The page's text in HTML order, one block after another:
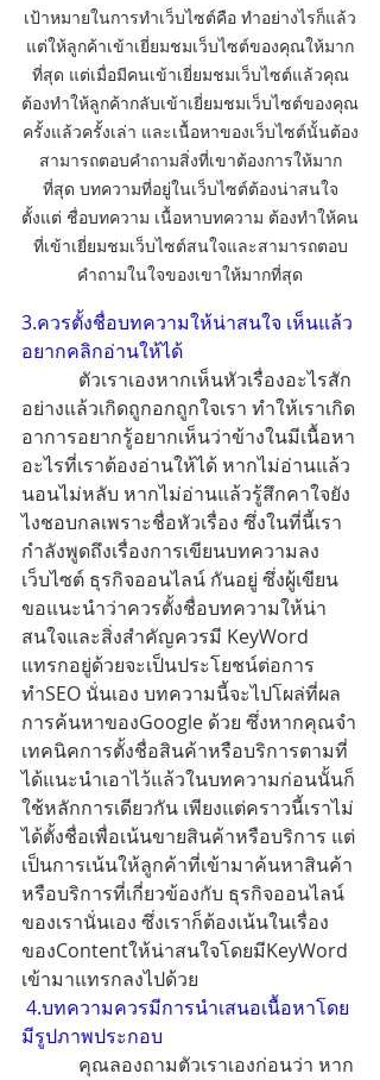
เป้าหมายในการทำเว็บไซต์คือ ทำอย่างไรก็แล้ว
แต่ให้ลูกค้าเข้าเยี่ยมชมเว็บไซต์ของคุณให้มาก
ที่สุด แต่เมื่อมีคนเข้าเยี่ยมชมเว็บไซต์แล้วคุณ
ต้องทำให้ลูกค้ากลับเข้าเยี่ยมชมเว็บไซต์ของคุณ
ครั้งแล้วครั้งเล่า และเนื้อหาของเว็บไซต์นั้นต้อง
สามารถตอบคำถามสิ่งที่เขาต้องการให้มาก
ที่สุด บทความที่อยู่ในเว็บไซต์ต้องน่าสนใจ
ตั้งแต่ ชื่อบทความ เนื้อหาบทความ ต้องทำให้คน
ที่เข้าเยี่ยมชมเว็บไซต์สนใจและสามารถตอบ
คำถามในใจของเขาให้มากที่สุด
3.ควรตั้งชื่อบทความให้น่าสนใจ เห็นแล้ว
อยากคลิกอ่านให้ได้
ตัวเราเองหากเห็นหัวเรื่องอะไรสัก
อย่างแล้วเกิดถูกอกถูกใจเรา ทำให้เราเกิด
อาการอยากรู้อยากเห็นว่าข้างในมีเนื้อหา
อะไรที่เราต้องอ่านให้ได้ หากไม่อ่านแล้ว
นอนไม่หลับ หากไม่อ่านแล้วรู้สึกคาใจยัง
ไงชอบกลเพราะชื่อหัวเรื่อง ซึ่งในที่นี้เรา
กำลังพูดถึงเรื่องการเขียนบทความลง
เว็บไซต์ ธุรกิจออนไลน์ กันอยู่ ซึ่งผู้เขียน
ขอแนะนำว่าควรตั้งชื่อบทความให้น่า
สนใจและสิ่งสำคัญควรมี KeyWord
แทรกอยู่ด้วยจะเป็นประโยชน์ต่อการ
ทำSEO นั่นเอง บทความนี้จะไปโผล่ที่ผล
การค้นหาของGoogle ด้วย ซึ่งหากคุณจำ
เทคนิคการตั้งชื่อสินค้าหรือบริการตามที่
ได้แนะนำเอาไว้แล้วในบทความก่อนนั้นก็
ใช้หลักการเดียวกัน เพียงแต่คราวนี้เราไม่
ได้ตั้งชื่อเพื่อเน้นขายสินค้าหรือบริการ แต่
เป็นการเน้นให้ลูกค้าที่เข้ามาค้นหาสินค้า
หรือบริการที่เกี่ยวข้องกับ ธุรกิจออนไลน์
ของเรานั่นเอง ซึ่งเราก็ต้องเน้นในเรื่อง
ของContentให้น่าสนใจโดยมีKeyWord
เข้ามาแทรกลงไปด้วย
มีรูปภาพประกอบ
คุณลองถามตัวเราเองก่อนว่า หาก